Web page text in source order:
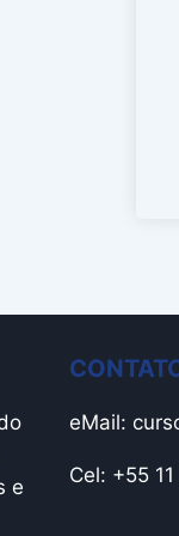
e
eMail:
Cel: +55